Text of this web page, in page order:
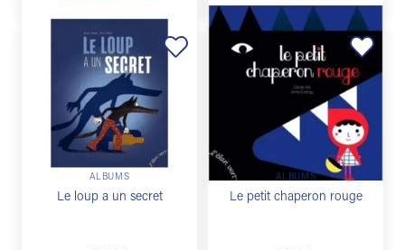
liste de
souhaits
ALBUMS
Le loup a un secret
Ajouter
à la
liste de
souhaits
ALBUMS
Le petit chaperon rouge